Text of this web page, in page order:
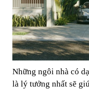
Những ngôi nhà có
là lý tưởng nhất sẽ